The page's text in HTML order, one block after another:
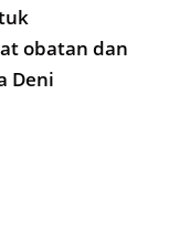
obatan dan
Deni